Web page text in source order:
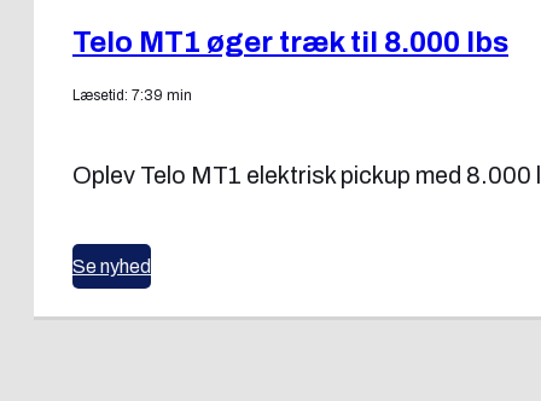
Telo MT1 øger træk til 8.000 lbs
Læsetid: 7:39 min
Oplev Telo MT1 elektrisk pickup med
Se nyhed